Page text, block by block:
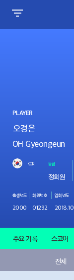
PLAYER
OH Gyeongeun
KOR 등급
정회원
출생년도
2000
회원번호
01292
입회년도
2018.10
주요 기록 스코어
전체